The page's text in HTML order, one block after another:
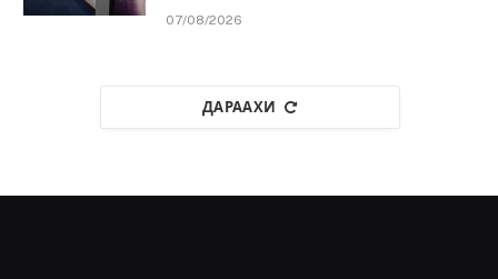
07/08/2026
ДАРААХИ